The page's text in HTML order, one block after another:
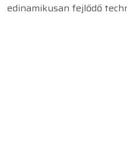
edinamikusan fejlődő